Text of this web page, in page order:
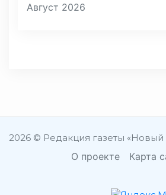
Август 2026
2026 © Редакция газеты «Новый
О проекте Карта